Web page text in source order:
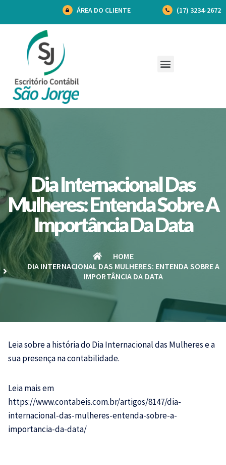
ÁREA DO CLIENTE (17) 3234-2672
Dia Internacional Das
Mulheres: Entenda Sobre A
Importância Da Data
HOME
DIA INTERNACIONAL DAS MULHERES: ENTENDA SOBRE A
IMPORTÂNCIA DA DATA
Leia sobre a história do Dia Internacional das Mulheres e a
sua presença nacontabilidade.
Leia mais em
https://www.contabeis.com.br/artigos/8147/dia-
internacional-das-mulheres-entenda-sobre-a-
importancia-da-data/